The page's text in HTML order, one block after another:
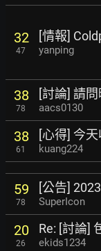
32
47
[情報]
yanping
38
78
[討論] 請
aacs0130
38
61
[心得] 今
kuang224
59
78
[公告]
SuperIcon
20
26
Re: [討論]
ekids1234